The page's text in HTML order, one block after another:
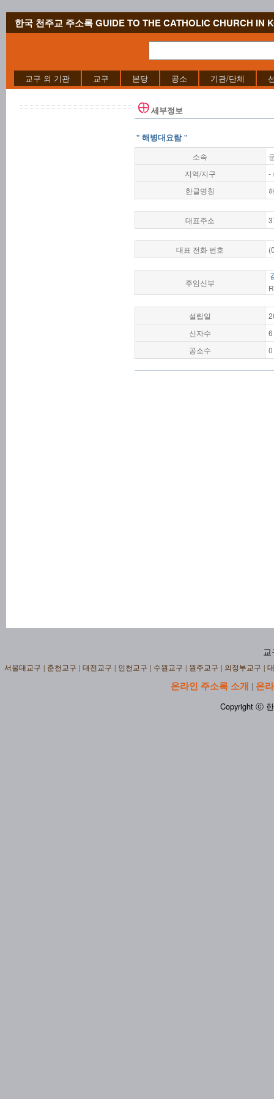
한국 천주교 주소록 GUIDE TO THE CATHOLIC CHURCH IN
교구 외 기관 교구 본당 공소 기관/단체
세부정보
" 해병대요람 "
소속
지역/지구
-
한글명칭
대표주소
대표 전화 번호
주임신부
설립일
신자수
6
공소수
0
교
서울대교구 춘천교구 대전교구 인천교구 수원교구 원주교구 의정부교구
온라인 주소록 소개 | 온
Copyright ⓒ